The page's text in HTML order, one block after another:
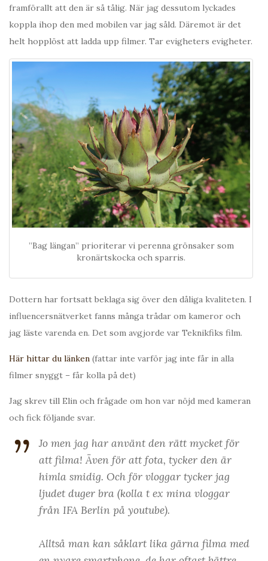
framförallt att den är så tålig. När jag dessutom lyckades
koppla ihop den med mobilen var jag såld. Däremot är det
helt hopplöst att ladda upp filmer. Tar evigheters evigheter.
”Bag längan” prioriterar vi perenna grönsaker som
kronärtskocka och sparris.
Dottern har fortsatt beklaga sig över den dåliga kvaliteten. I
influencersnätverket fanns många trådar om kameror och
jag läste varenda en. Det som avgjorde var Teknikfiks film.
Här hittar du länken (fattar inte varför jag inte får in alla
filmer snyggt – får kolla på det)
Jag skrev till Elin och frågade om hon var nöjd med kameran
och fick följande svar.
Jo men jag har använt den rätt mycket för
att filma! Även för att fota, tycker den är
himla smidig. Och för vloggar tycker jag
ljudet duger bra (kolla t ex mina vloggar
från IFA Berlin på youtube).
Alltså man kan såklart lika gärna filma med